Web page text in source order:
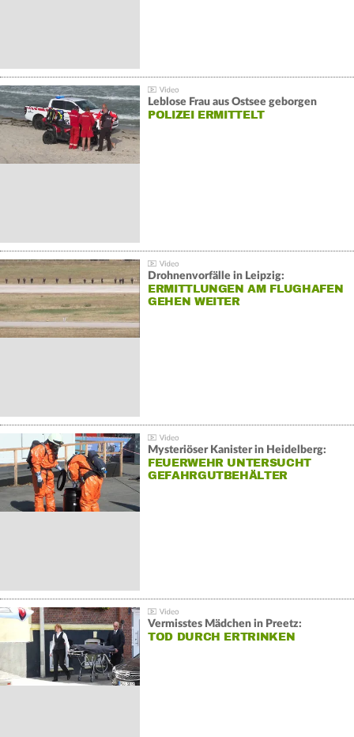
Leblose Frau aus Ostsee geborgen
POLIZEI ERMITTELT
Drohnenvorfälle in Leipzig:
ERMITTLUNGEN AM FLUGHAFEN
GEHEN WEITER
Mysteriöser Kanister in Heidelberg:
FEUERWEHR UNTERSUCHT
GEFAHRGUTBEHÄLTER
Vermisstes Mädchen in Preetz:
TOD DURCH ERTRINKEN